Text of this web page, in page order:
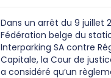
Dans un arrêt du 9 juillet
Fédération belge du
Interparking SA contre
Capitale, la Cour de
a considéré qu’un